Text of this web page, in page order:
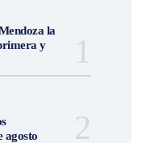
la
y
agosto